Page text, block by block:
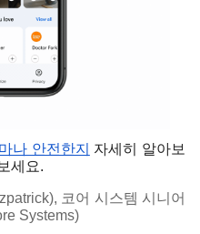
나 안전한지
자세히 알아보
세요.
코어 시스템 시니어
Systems)